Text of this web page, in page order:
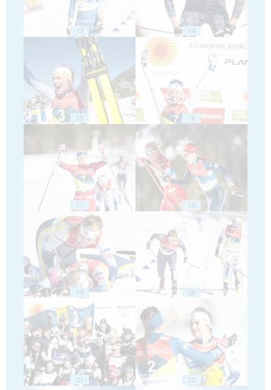
13 14
15 16
17 18
19 20
21 22